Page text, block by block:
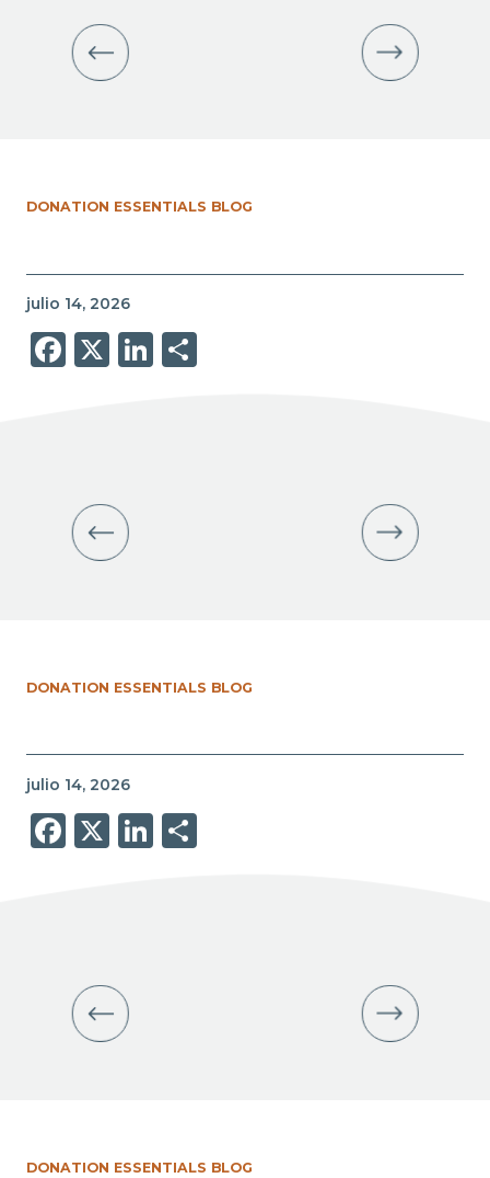
DONATION ESSENTIALS BLOG
julio 14, 2026
Facebook
X LinkedIn
Share
DONATION ESSENTIALS BLOG
julio 14, 2026
Facebook
X LinkedIn
Share
DONATION ESSENTIALS BLOG